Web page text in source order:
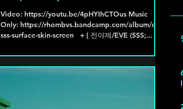
ㅤVideo: https://youtu.be/4pHYIhCTOus Music
Only: https://rhombvs.bandcamp.com/album/eve-
sss-surface-skin-screen ㅤ ㅤ + [ 전야제/EVE (SSS;...